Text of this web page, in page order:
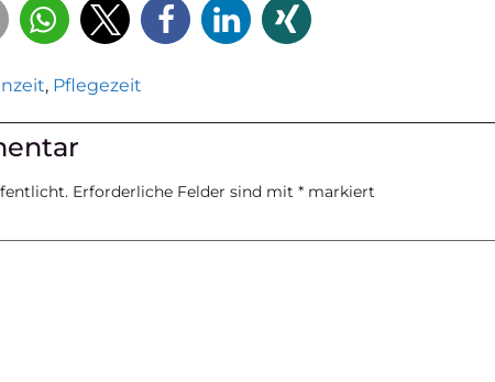
, Pflegezeit
Erforderliche Felder sind mit* markiert